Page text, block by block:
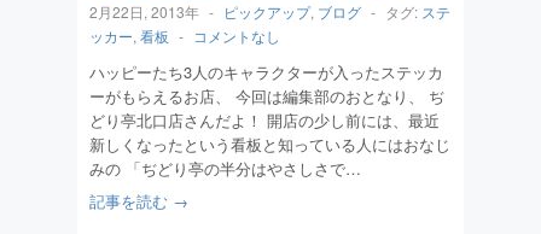
2月22日, 2013年 - ピックアップ, ブログ - タグ: ステ
ッカー, 看板 - コメントなし
ハッピーたち3人のキャラクターが入ったステッカ
ーがもらえるお店、 今回は編集部のおとなり、 ぢ
どり亭北口店さんだよ！ 開店の少し前には、最近
新しくなったという看板と知っている人にはおなじ
みの 「ぢどり亭の半分はやさしさで…
記事を読む →